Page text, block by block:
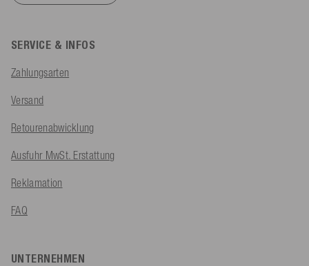
SERVICE & INFOS
Zahlungsarten
Versand
Retourenabwicklung
Ausfuhr MwSt. Erstattung
Reklamation
FAQ
UNTERNEHMEN